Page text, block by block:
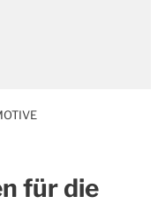
für die